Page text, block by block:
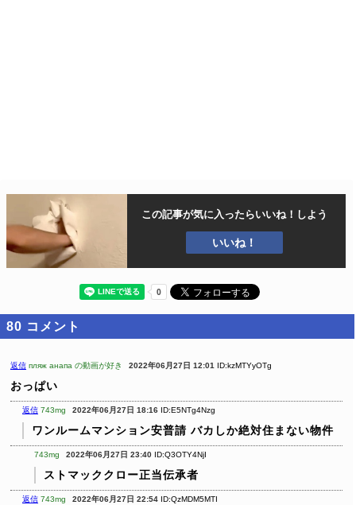
この記事が気に入ったらいいね！しよう
いいね！
80 コメント
返信 пляж анапа の動画が好き 2022年06月27日 12:01 ID:kzMTYyOTg
おっぱい
返信 743mg 2022年06月27日 18:16 ID:E5NTg4Nzg
ワンルームマンション安普請 バカしか絶対住まない物件
743mg 2022年06月27日 23:40 ID:Q3OTY4NjI
ストマッククロー正当伝承者
返信 743mg 2022年06月27日 22:54 ID:QzMDM5MTI